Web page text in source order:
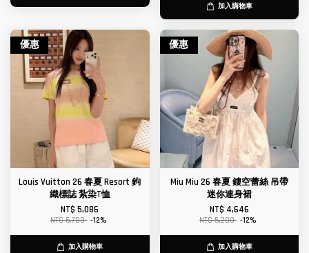
加入購物車
優惠
Louis Vuitton 26 春夏 Resort 鉤
織標誌 紮染T恤
NT$ 5,086
NT$ 5,780 -12%
加入購物車
優惠
Miu Miu 26 春夏 鏤空蕾絲 吊帶
迷你連身裙
NT$ 4,646
NT$ 5,280 -12%
加入購物車